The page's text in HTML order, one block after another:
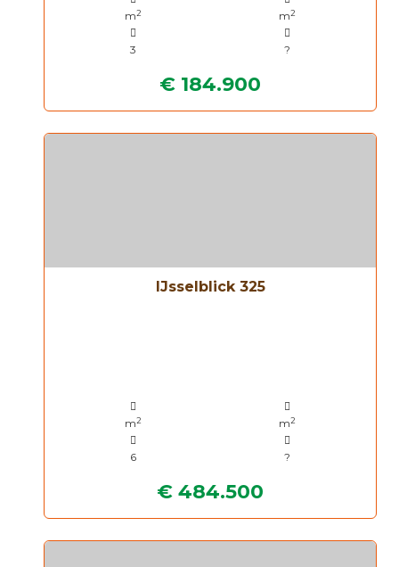
m2 m2
3 ?
€ 184.900
IJsselblick 325
m2 m2
6 ?
€ 484.500